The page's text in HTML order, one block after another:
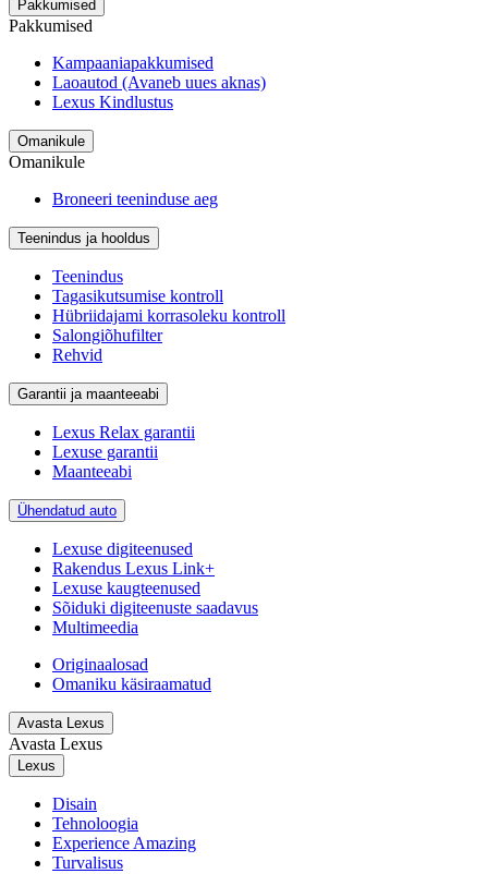
Pakkumised
Pakkumised
Kampaaniapakkumised
Laoautod (Avaneb uues aknas)
Lexus Kindlustus
Omanikule
Omanikule
Broneeri teeninduse aeg
Teenindus ja hooldus
Teenindus
Tagasikutsumise kontroll
Hübriidajami korrasoleku kontroll
Salongiõhufilter
Rehvid
Garantii ja maanteeabi
Lexus Relax garantii
Lexuse garantii
Maanteeabi
Ühendatud auto
Lexuse digiteenused
Rakendus Lexus Link+
Lexuse kaugteenused
Sõiduki digiteenuste saadavus
Multimeedia
Originaalosad
Omaniku käsiraamatud
Avasta Lexus
Avasta Lexus
Lexus
Disain
Tehnoloogia
Experience Amazing
Turvalisus